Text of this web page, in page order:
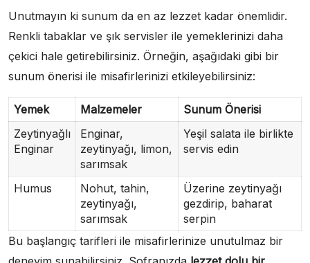
Unutmayın ki sunum da en az lezzet kadar önemlidir.
Renkli tabaklar ve şık servisler ile yemeklerinizi daha
çekici hale getirebilirsiniz. Örneğin, aşağıdaki gibi bir
sunum önerisi ile misafirlerinizi etkileyebilirsiniz:
Yemek Malzemeler
Sunum Önerisi
Zeytinyağlı
Enginar
Enginar,
zeytinyağı, limon,
sarımsak
Yeşil salata ile birlikte
servis edin
Humus
Nohut, tahin,
zeytinyağı,
sarımsak
Üzerine zeytinyağı
gezdirip, baharat
serpin
Bu başlangıç tarifleri ile misafirlerinize unutulmaz bir